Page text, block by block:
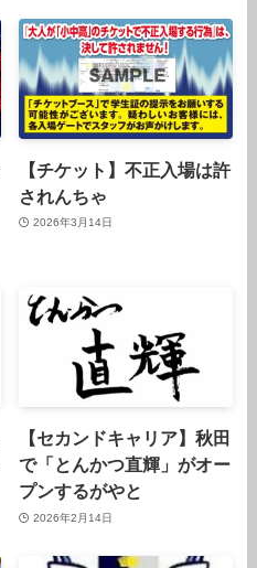
【チケット】不正入場は許
されんちゃ
2026年3月14日
【セカンドキャリア】秋田
で「とんかつ直輝」がオー
プンするがやと
2026年2月14日